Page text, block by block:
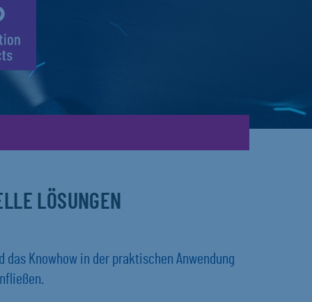
LÖSUNGEN
Knowhow in der praktischen Anwendung